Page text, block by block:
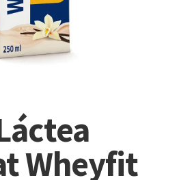
Wheyfit